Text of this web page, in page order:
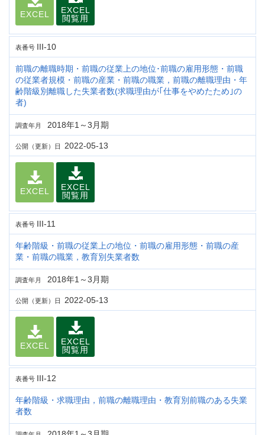
EXCEL
EXCEL
閲覧用
表番号 III-10
前職の離職時期・前職の従業上の地位･前職の雇用形態・前職
の従業者規模・前職の産業・前職の職業，前職の離職理由・年
齢階級別離職した失業者数(求職理由が｢仕事をやめたため｣の
者)
調査年月 2018年1～3月期
公開（更新）日 2022-05-13
EXCEL
EXCEL
閲覧用
表番号 III-11
年齢階級・前職の従業上の地位・前職の雇用形態・前職の産
業・前職の職業，教育別失業者数
調査年月 2018年1～3月期
公開（更新）日 2022-05-13
EXCEL
EXCEL
閲覧用
表番号 III-12
年齢階級・求職理由，前職の離職理由・教育別前職のある失業
者数